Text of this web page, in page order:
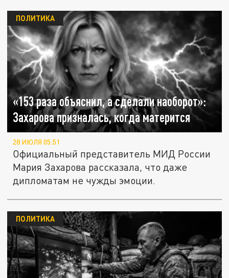
«153 раза объяснил, а сделали наоборот»:
Захарова призналась, когда матерится
ПОЛИТИКА
28 ИЮЛЯ 05:51
Официальный представитель МИД России
Мария Захарова рассказала, что даже
дипломатам не чужды эмоции.
ПОЛИТИКА